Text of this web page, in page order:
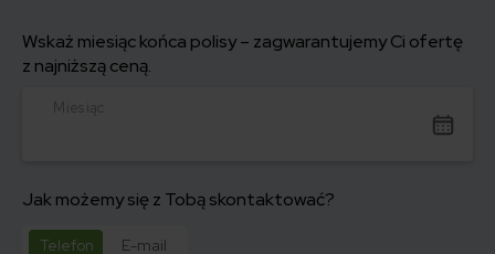
Wskaż miesiąc końca polisy – zagwarantujemy Ci ofertę
z najniższą ceną.
Miesiąc
Jak możemy się z Tobą skontaktować?
Telefon E-mail